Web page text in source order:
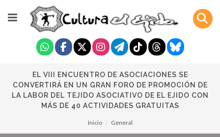
EL VIII ENCUENTRO DE ASOCIACIONES SE
CONVERTIRÁ EN UN GRAN FORO DE PROMOCIÓN DE
LA LABOR DEL TEJIDO ASOCIATIVO DE EL EJIDO CON
MÁS DE 40 ACTIVIDADES GRATUITAS
Inicio General